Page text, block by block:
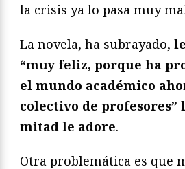
la crisis ya lo pasa muy
La novela, ha subrayado,
“muy feliz, porque ha
el mundo académico
colectivo de profesores”
mitad le adore.
Otra problemática es que